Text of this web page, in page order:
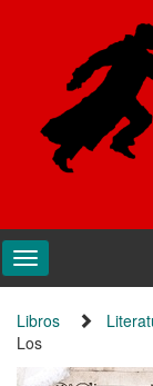
Libros
Los